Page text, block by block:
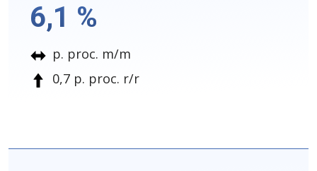
6,1 %
p. proc. m/m
0,7 p. proc. r/r